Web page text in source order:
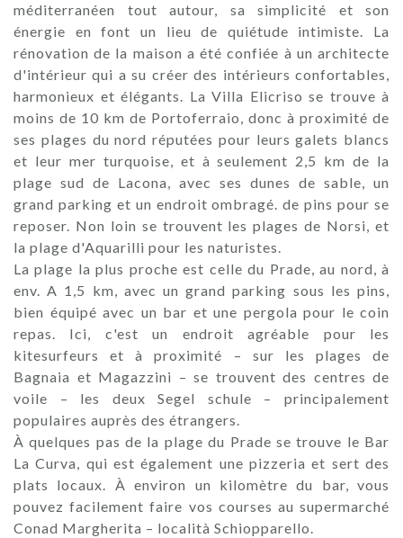
méditerranéen tout autour, sa simplicité et son
énergie en font un lieu de quiétude intimiste. La
rénovation de la maison a été confiée à un architecte
d'intérieur qui a su créer des intérieurs confortables,
harmonieux et élégants. La Villa Elicriso se trouve à
moins de 10 km de Portoferraio, donc à proximité de
ses plages du nord réputées pour leurs galets blancs
et leur mer turquoise, et à seulement 2,5 km de la
plage sud de Lacona, avec ses dunes de sable, un
grand parking et un endroit ombragé. de pins pour se
reposer. Non loin se trouvent les plages de Norsi, et
la plage d'Aquarilli pour les naturistes.
La plage la plus proche est celle du Prade, au nord, à
env. A 1,5 km, avec un grand parking sous les pins,
bien équipé avec un bar et une pergola pour le coin
repas. Ici, c'est un endroit agréable pour les
kitesurfeurs et à proximité – sur les plages de
Bagnaia et Magazzini – se trouvent des centres de
voile – les deux Segel schule – principalement
populaires auprès des étrangers.
À quelques pas de la plage du Prade se trouve le Bar
La Curva, qui est également une pizzeria et sert des
plats locaux. À environ un kilomètre du bar, vous
pouvez facilement faire vos courses au supermarché
Conad Margherita – località Schiopparello.